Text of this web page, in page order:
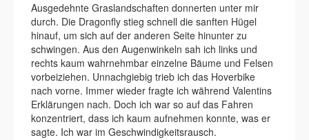
Ausgedehnte Graslandschaften donnerten unter mir
durch. Die Dragonfly stieg schnell die sanften Hügel
hinauf, um sich auf der anderen Seite hinunter zu
schwingen. Aus den Augenwinkeln sah ich links und
rechts kaum wahrnehmbar einzelne Bäume und Felsen
vorbeiziehen. Unnachgiebig trieb ich das Hoverbike
nach vorne. Immer wieder fragte ich während Valentins
Erklärungen nach. Doch ich war so auf das Fahren
konzentriert, dass ich kaum aufnehmen konnte, was er
sagte. Ich war im Geschwindigkeitsrausch.